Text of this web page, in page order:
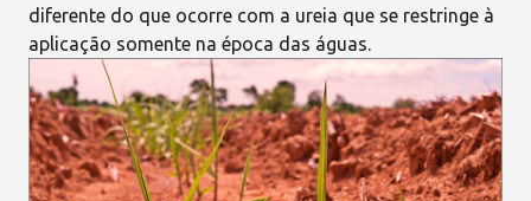
diferente do que ocorre com a ureia que se restringe à
aplicação somente na época das águas.